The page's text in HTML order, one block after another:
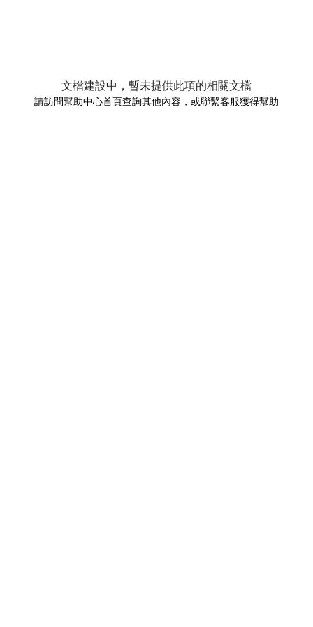
文檔建設中，暫未提供此項的相關文檔
請訪問幫助中心首頁查詢其他內容，或聯繫客服獲得幫助